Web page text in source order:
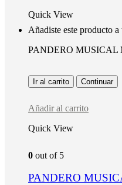
Quick View
Añadiste este producto a
PANDERO MUSICAL
Ir al carrito Continuar
Añadir al carrito
Quick View
0 out of 5
PANDERO